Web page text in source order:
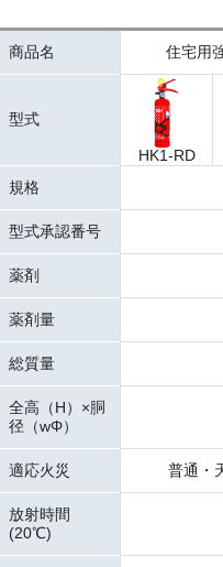
商品名 住宅用
型式
HK1-RD
規格
型式承認番号
薬剤
薬剤量
総質量
全高（H）×胴
径（wΦ）
適応火災 普通・
放射時間
(20℃)